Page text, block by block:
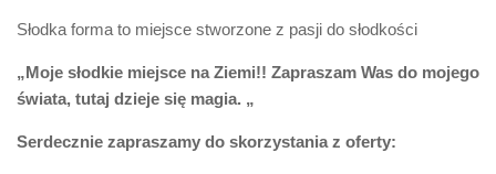
Słodka forma to miejsce stworzone z pasji do słodkości
„Moje słodkie miejsce na Ziemi!! Zapraszam Was do mojego
świata, tutaj dzieje się magia. „
Serdecznie zapraszamy do skorzystania z oferty: